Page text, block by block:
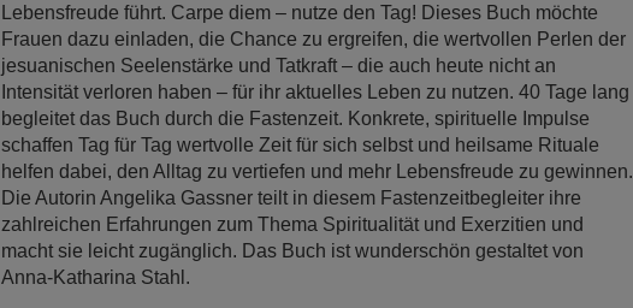
Lebensfreude führt. Carpe diem – nutze den Tag! Dieses Buch möchte
Frauen dazu einladen, die Chance zu ergreifen, die wertvollen Perlen der
jesuanischen Seelenstärke und Tatkraft – die auch heute nicht an
Intensität verloren haben – für ihr aktuelles Leben zu nutzen. 40 Tage lang
begleitet das Buch durch die Fastenzeit. Konkrete, spirituelle Impulse
schaffen Tag für Tag wertvolle Zeit für sich selbst und heilsame Rituale
helfen dabei, den Alltag zu vertiefen und mehr Lebensfreude zu gewinnen.
Die Autorin Angelika Gassner teilt in diesem Fastenzeitbegleiter ihre
zahlreichen Erfahrungen zum Thema Spiritualität und Exerzitien und
macht sie leicht zugänglich. Das Buch ist wunderschön gestaltet von
Anna-Katharina Stahl.